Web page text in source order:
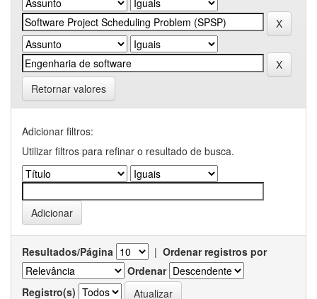
Retornar valores
Adicionar filtros:
Utilizar filtros para refinar o resultado de busca.
Resultados/Página | Ordenar registros por
Ordenar
Registro(s)